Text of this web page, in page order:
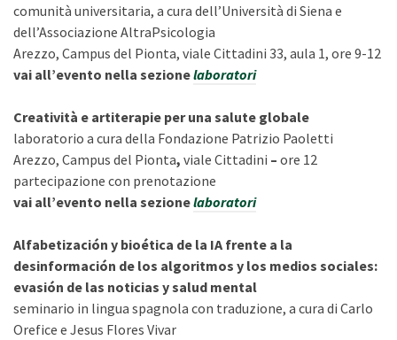
comunità universitaria, a cura dell’Università di Siena e
dell’Associazione AltraPsicologia
Arezzo, Campus del Pionta, viale Cittadini 33, aula 1, ore 9-12
vai all’evento nella sezionelaboratori
Creatività e artiterapie per una salute globale
laboratorio a cura della Fondazione Patrizio Paoletti
Arezzo, Campus del Pionta, viale Cittadini – ore 12
partecipazione con prenotazione
vai all’evento nella sezionelaboratori
Alfabetización y bioética de la IA frente a la
desinformación de los algoritmos y los medios sociales:
evasión de las noticias y salud mental
seminario in lingua spagnola con traduzione, a cura di Carlo
Orefice e Jesus Flores Vivar